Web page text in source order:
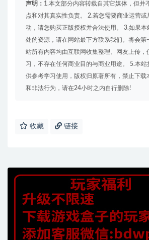
声明： 1.本文部分内容转载自其它媒体，但并
点和对其真实性负责。 2.若您需要商业运营
动，请您购买正版授权并合法使用。 3.如果本
处的资源，请在网站最下方联系我们。将会第
站所有内容均由互联网收集整理、网友上传，
习，不存在任何商业目的与商业用途。 5.本站
供参考学习使用，版权归原著所有，禁止下载
和非法行为，请在24小时之内自行删除!
收藏 链接